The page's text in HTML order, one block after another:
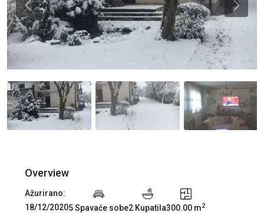
Previous
Overview
Ažurirano:
18/12/20205 Spavaće sobe2 Kupatila300.00 m2